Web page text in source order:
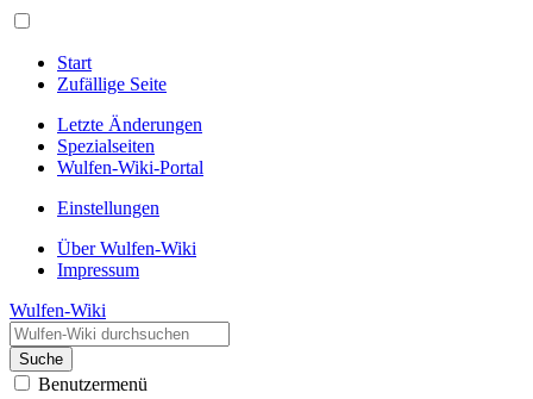
Start
Zufällige Seite
Letzte Änderungen
Spezialseiten
Wulfen-Wiki-Portal
Einstellungen
Über Wulfen-Wiki
Impressum
Wulfen-Wiki
Suche
Benutzermenü